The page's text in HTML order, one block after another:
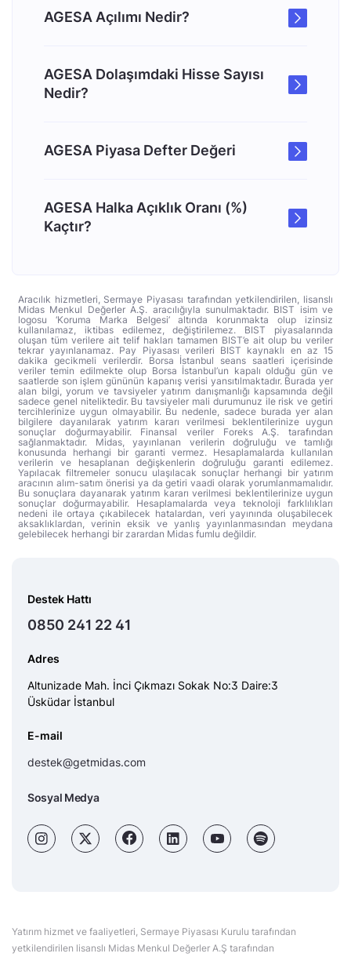
AGESA Açılımı Nedir?
AGESA Dolaşımdaki Hisse Sayısı
Nedir?
AGESA Piyasa Defter Değeri
AGESA Halka Açıklık Oranı (%)
Kaçtır?
Aracılık hizmetleri, Sermaye Piyasası tarafından yetkilendirilen, lisanslı
Midas Menkul Değerler A.Ş. aracılığıyla sunulmaktadır. BIST isim ve
logosu ‘Koruma Marka Belgesi’ altında korunmakta olup izinsiz
kullanılamaz, iktibas edilemez, değiştirilemez. BIST piyasalarında
oluşan tüm verilere ait telif hakları tamamen BIST’e ait olup bu veriler
tekrar yayınlanamaz. Pay Piyasası verileri BIST kaynaklı en az 15
dakika gecikmeli verilerdir. Borsa İstanbul seans saatleri içerisinde
veriler temin edilmekte olup Borsa İstanbul’un kapalı olduğu gün ve
saatlerde son işlem gününün kapanış verisi yansıtılmaktadır. Burada yer
alan bilgi, yorum ve tavsiyeler yatırım danışmanlığı kapsamında değil
sadece genel niteliktedir. Bu tavsiyeler mali durumunuz ile risk ve getiri
tercihlerinize uygun olmayabilir. Bu nedenle, sadece burada yer alan
bilgilere dayanılarak yatırım kararı verilmesi beklentilerinize uygun
sonuçlar doğurmayabilir. Finansal veriler Foreks A.Ş. tarafından
sağlanmaktadır. Midas, yayınlanan verilerin doğruluğu ve tamlığı
konusunda herhangi bir garanti vermez. Hesaplamalarda kullanılan
verilerin ve hesaplanan değişkenlerin doğruluğu garanti edilemez.
Yapılacak filtremeler sonucu ulaşılacak sonuçlar herhangi bir yatırım
aracının alım-satım önerisi ya da getiri vaadi olarak yorumlanmamalıdır.
Bu sonuçlara dayanarak yatırım kararı verilmesi beklentilerinize uygun
sonuçlar doğurmayabilir. Hesaplamalarda veya teknoloji farklılıkları
nedeni ile ortaya çıkabilecek hatalardan, veri yayınında oluşabilecek
aksaklıklardan, verinin eksik ve yanlış yayınlanmasından meydana
gelebilecek herhangi bir zarardan Midas fumlu değildir.
Destek Hattı
0850 241 22 41
Adres
Altunizade Mah. İnci Çıkmazı Sokak No:3 Daire:3
Üsküdar İstanbul
E-mail
destek@getmidas.com
Sosyal Medya
Yatırım hizmet ve faaliyetleri, Sermaye Piyasası Kurulu tarafından
yetkilendirilen lisanslı Midas Menkul Değerler A.Ş tarafından